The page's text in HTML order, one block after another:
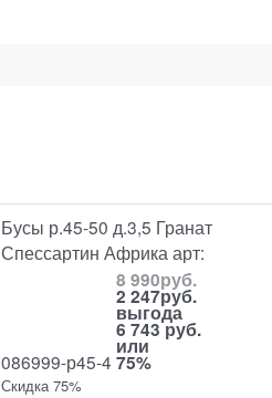
Бусы р.45-50 д.3,5 Гранат
Спессартин Африка арт:
086999-р45-4
8 990руб.
2 247руб.
выгода
6 743 руб.
или
75%
Скидка 75%